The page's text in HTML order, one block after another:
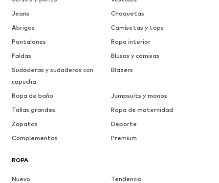
Jeans
Chaquetas
Abrigos
Camisetas y tops
Pantalones
Ropa interior
Faldas
Blusas y camisas
Sudaderas y sudaderas con
capucha
Blazers
Ropa de baño
Jumpsuits y monos
Tallas grandes
Ropa de maternidad
Zapatos
Deporte
Complementos
Premium
ROPA
Nuevo
Tendencia